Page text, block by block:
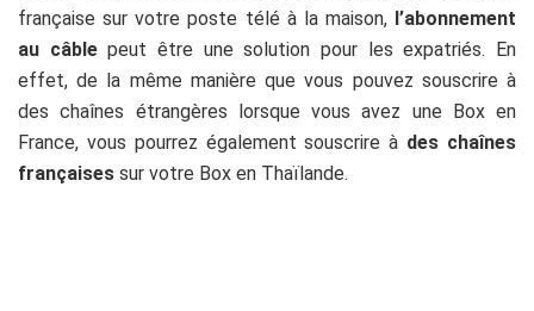
française sur votre poste télé à la maison, l’abonnement
au câblepeut être une solution pour les expatriés. En
effet, de la même manière que vous pouvez souscrire à
des chaînes étrangères lorsque vous avez une Box en
France, vous pourrez également souscrire à des chaînes
françaises sur votre Box en Thaïlande.